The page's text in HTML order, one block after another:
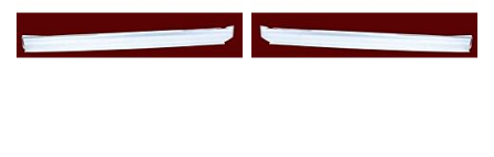
D’ENVIE
D’ENVIE